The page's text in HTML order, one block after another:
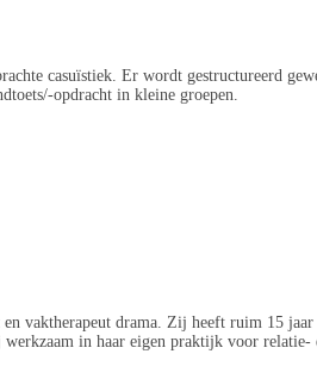
casuïstiek. Er wordt gestructureerd
opdracht in kleine groepen.
vaktherapeut drama. Zij heeft ruim 15
in haar eigen praktijk voor